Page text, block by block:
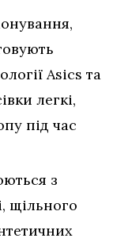
Asics та
легкі,
під час
з
щільного